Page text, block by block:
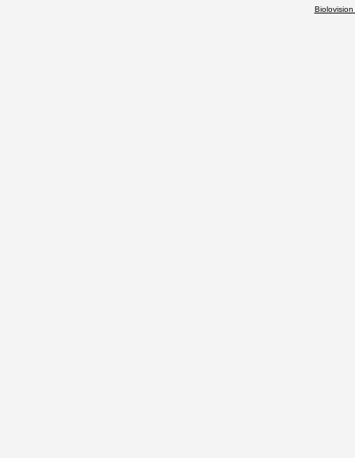
Biolovision